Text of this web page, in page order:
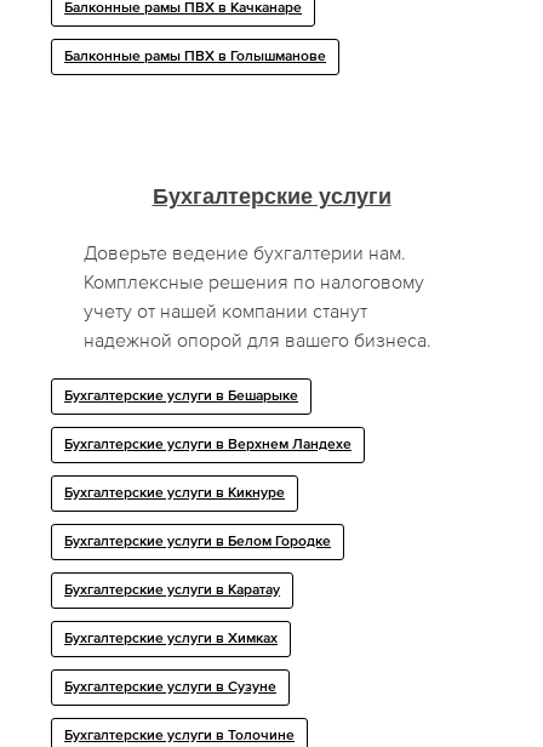
Балконные рамы ПВХ в Качканаре
Балконные рамы ПВХ в Голышманове
Бухгалтерские услуги
Доверьте ведение бухгалтерии нам.
Комплексные решения по налоговому
учету от нашей компании станут
надежной опорой для вашего бизнеса.
Бухгалтерские услуги в Бешарыке
Бухгалтерские услуги в Верхнем Ландехе
Бухгалтерские услуги в Кикнуре
Бухгалтерские услуги в Белом Городке
Бухгалтерские услуги в Каратау
Бухгалтерские услуги в Химках
Бухгалтерские услуги в Сузуне
Бухгалтерские услуги в Толочине